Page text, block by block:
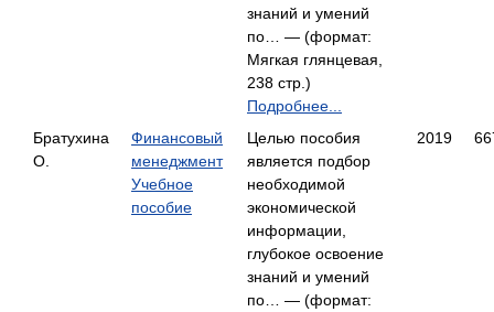
знаний и умений
по… — (формат:
Мягкая глянцевая,
238 стр.)
Подробнее...
Братухина
О.
Финансовый
менеджмент
Учебное
пособие
Целью пособия
является подбор
необходимой
экономической
информации,
глубокое освоение
знаний и умений
по… — (формат:
2019